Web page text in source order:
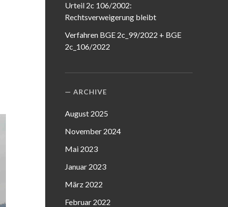
Urteil 2c 106/2002:
Rechtsverweigerung bleibt
Verfahren BGE 2c_99/2022 + BGE
2c_106/2022
ARCHIVE
August 2025
November 2024
Mai 2023
Januar 2023
März 2022
Februar 2022